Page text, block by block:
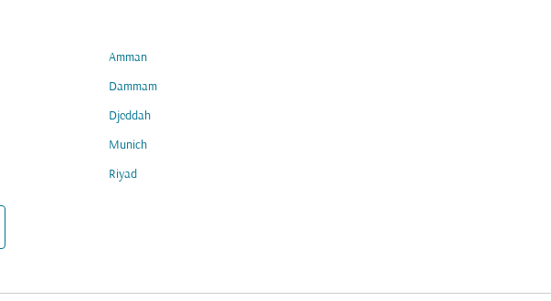
Amman
Dammam
Djeddah
Munich
Riyad